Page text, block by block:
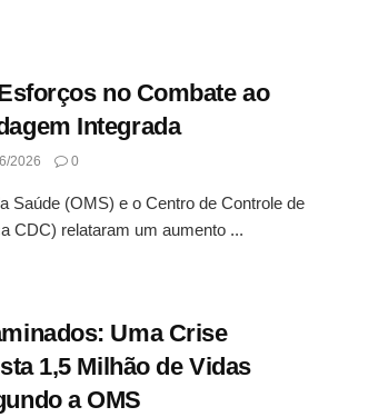
no Combate ao
Integrada
2026 0
Saúde (OMS) e o Centro de Controle de
CDC) relataram um aumento ...
Uma Crise
1,5 Milhão de Vidas
a OMS